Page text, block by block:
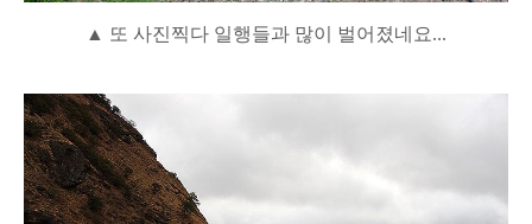
▲ 또 사진찍다 일행들과 많이 벌어졌네요...